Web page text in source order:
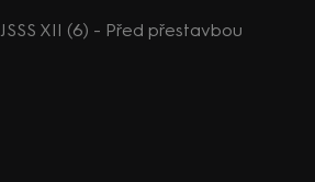
JSSS XII (6) - Před přestavbou